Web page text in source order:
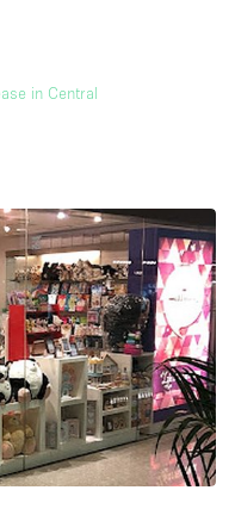
in Central